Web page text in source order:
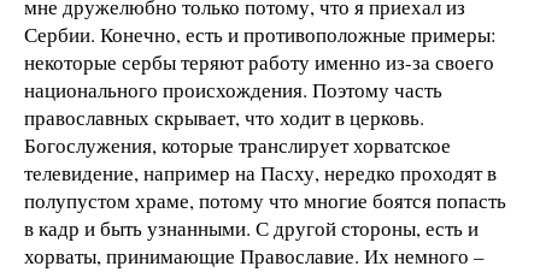
мне дружелюбно только потому, что я приехал из
Сербии. Конечно, есть и противоположные примеры:
некоторые сербы теряют работу именно из-за своего
национального происхождения. Поэтому часть
православных скрывает, что ходит в церковь.
Богослужения, которые транслирует хорватское
телевидение, например на Пасху, нередко проходят в
полупустом храме, потому что многие боятся попасть
в кадр и быть узнанными. С другой стороны, есть и
хорваты, принимающие Православие. Их немного –